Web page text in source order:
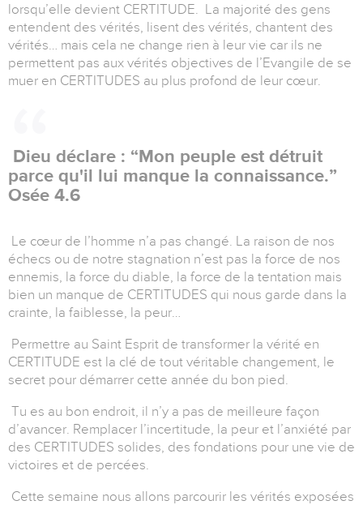
lorsqu’elle devient CERTITUDE. La majorité des gens
entendent des vérités, lisent des vérités, chantent des
vérités… mais cela ne change rien à leur vie car ils ne
permettent pas aux vérités objectives de l’Evangile de se
muer en CERTITUDES au plus profond de leur cœur.
Dieu déclare : “Mon peuple est détruit
parce qu'il lui manque la connaissance.”
Osée 4.6
Le cœur de l’homme n’a pas changé. La raison de nos
échecs ou de notre stagnation n’est pas la force de nos
ennemis, la force du diable, la force de la tentation mais
bien un manque de CERTITUDES qui nous garde dans la
crainte, la faiblesse, la peur…
Permettre au Saint Esprit de transformer la vérité en
CERTITUDE est la clé de tout véritable changement, le
secret pour démarrer cette année du bon pied.
Tu es au bon endroit, il n’y a pas de meilleure façon
d’avancer. Remplacer l’incertitude, la peur et l’anxiété par
des CERTITUDES solides, des fondations pour une vie de
victoires et de percées.
Cette semaine nous allons parcourir les vérités exposées